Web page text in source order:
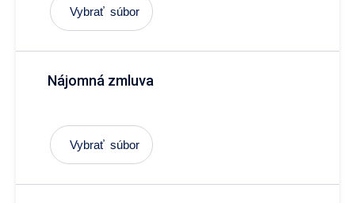
Vybrať súbor
Nájomná zmluva
Vybrať súbor